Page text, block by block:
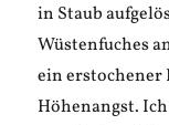
in Staub
Wüstenfuches
ein erstochener
Höhenangst.